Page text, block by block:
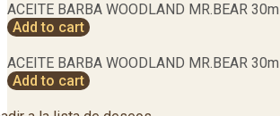
ACEITE BARBA WOODLAND MR.BEAR
Add to cart
ACEITE BARBA WOODLAND MR.BEAR
Add to cart